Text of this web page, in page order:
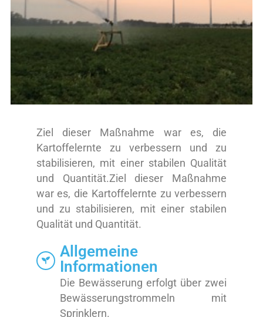
Ziel dieser Maßnahme war es, die
Kartoffelernte zu verbessern und zu
stabilisieren, mit einer stabilen Qualität
und Quantität.Ziel dieser Maßnahme
war es, die Kartoffelernte zu verbessern
und zu stabilisieren, mit einer stabilen
Qualität und Quantität.
Allgemeine
Informationen
Die Bewässerung erfolgt über zwei
Bewässerungstrommeln mit
Sprinklern.